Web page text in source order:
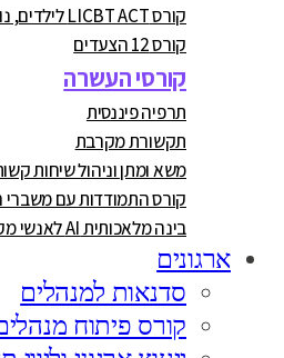
קורס LICBT ACT לילדים, נוער והוריהם
קורס 12 הצעדים
קורסי העשרה
תרפיה פיננסית
תקשורת מקרבת
משא ומתן וניהול שיחות
קורס התמודדות עם משברי
בינה מלאכותית AI לאנשי מקצוע
ארגונים
סדנאות למנהלים
קורס פיתוח